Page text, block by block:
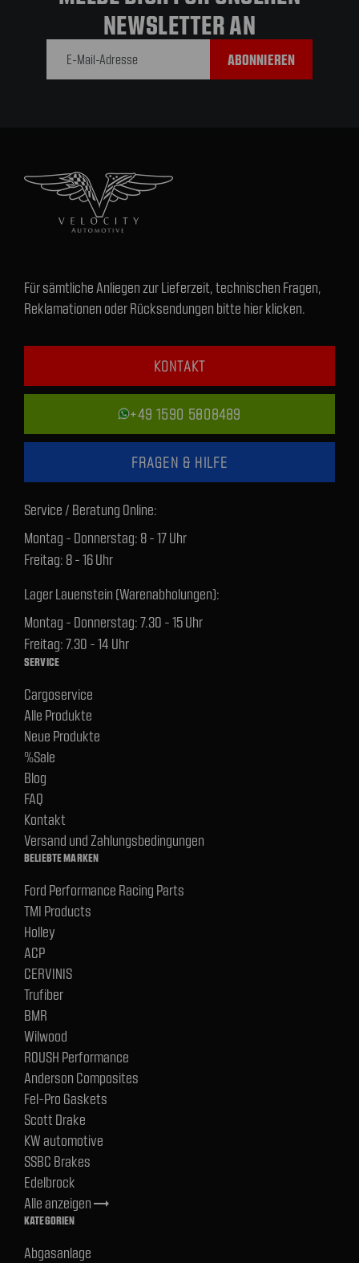
NEWSLETTER AN
Für sämtliche Anliegen zur Lieferzeit, technischen Fragen,
Reklamationen oder Rücksendungen bitte hier klicken.
KONTAKT
+49 1590 5808489
FRAGEN & HILFE
Service / Beratung Online:
Montag - Donnerstag: 8 - 17 Uhr
Freitag: 8 - 16 Uhr
Lager Lauenstein (Warenabholungen):
Montag - Donnerstag: 7.30 - 15 Uhr
Freitag: 7.30 - 14 Uhr
SERVICE
Cargoservice
Alle Produkte
Neue Produkte
%Sale
Blog
FAQ
Kontakt
Versand und Zahlungsbedingungen
BELIEBTE MARKEN
Ford Performance Racing Parts
TMI Products
Holley
ACP
CERVINIS
Trufiber
BMR
Wilwood
ROUSH Performance
Anderson Composites
Fel-Pro Gaskets
Scott Drake
KW automotive
SSBC Brakes
Edelbrock
Alle anzeigentrending_flat
KATEGORIEN
Abgasanlage